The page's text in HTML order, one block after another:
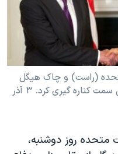
(راست) و چاک هیگل
وزیر دفاع آمریکا که روز دوشنبه از این سمت کناره گیری کرد. ۳ آذر
متحده روز دوشنبه،